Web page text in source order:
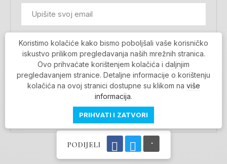
PODIJELI
Prihvaćam da se moji podaci spremaju u bazu
podataka i koriste u svrhu slanja MojaRijeka
newslettera
MOJARIJEKA NEWSLETTER
PRIJAVI SE
Povratak na vrh
Koristimo kolačiće kako bismo poboljšali vaše korisničko
iskustvo prilikom pregledavanja naših mrežnih stranica.
Ovo prihvaćate korištenjem kolačića i daljnjim
pregledavanjem stranice. Detaljne informacije o korištenju
kolačića na ovoj stranici dostupne su klikom na više
informacija.
PRIHVATI I ZATVORI